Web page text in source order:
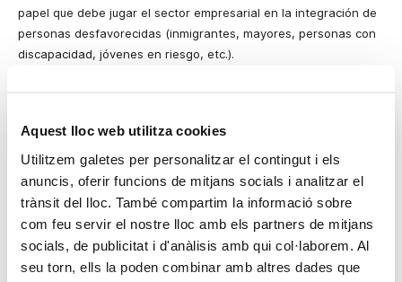
Aquest lloc web utilitza cookies
Utilitzem galetes per personalitzar el contingut i els
anuncis, oferir funcions de mitjans socials i analitzar el
trànsit del lloc. També compartim la informació sobre
com feu servir el nostre lloc amb els partners de mitjans
socials, de publicitat i d'anàlisis amb qui col·laborem. Al
seu torn, ells la poden combinar amb altres dades que
papel que debe jugar el sector empresarial en la integración de
personas desfavorecidas (inmigrantes, mayores, personas con
discapacidad, jóvenes en riesgo, etc.).
personas desfavorecidas se mantiene estable en los últimos
más conocidas, destacan las cajas y los bancos.
Bancaja, en línea con su naturaleza fundacional como caja de
ahorros y su carácter benéfico-social, desarrolla
permanentemente acciones que contribuyen a la mejora de la
calidad de vida y al progreso cultural y social de su zona de